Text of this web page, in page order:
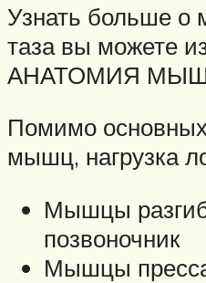
Узнать больше о
таза вы можете
АНАТОМИЯ
Помимо
мышц, нагрузка
Мышцы
позвоночник
Мышцы